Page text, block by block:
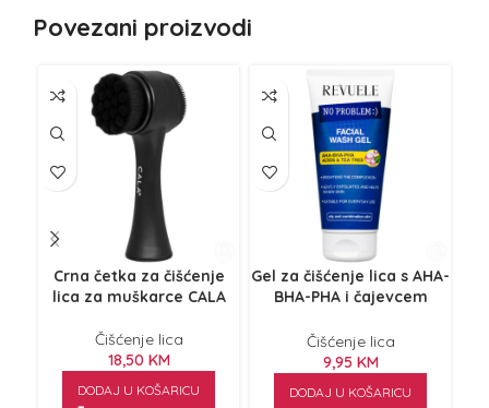
Povezani proizvodi
Crna četka za čišćenje
lica za muškarce CALA
Čišćenje lica
18,50 KM
DODAJ U KOŠARICU
Gel za čišćenje lica s AHA-
BHA-PHA i čajevcem
Čišćenje lica
9,95 KM
DODAJ U KOŠARICU